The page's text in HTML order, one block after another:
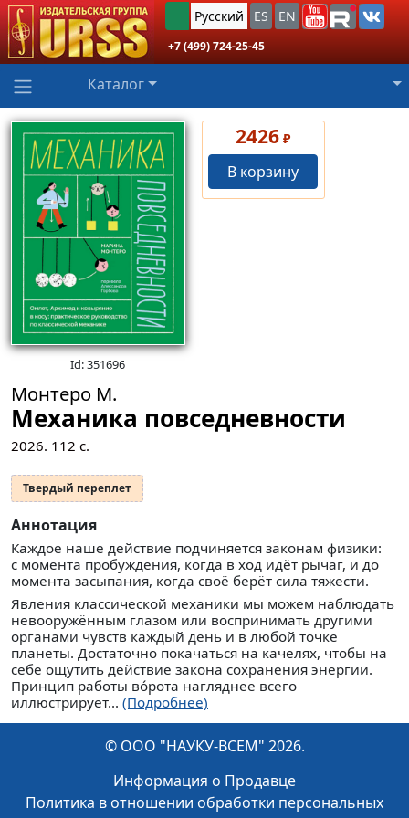
Русский ES EN
+7 (499) 724-25-45
Каталог
Id: 351696
2426 ₽
В корзину
Монтеро М.
Механика повседневности
2026. 112 с.
Твердый переплет
Аннотация
Каждое наше действие подчиняется законам физики:
с момента пробуждения, когда в ход идёт рычаг, и до
момента засыпания, когда своё берёт сила тяжести.
Явления классической механики мы можем наблюдать
невооружённым глазом или воспринимать другими
органами чувств каждый день и в любой точке
планеты. Достаточно покачаться на качелях, чтобы на
себе ощутить действие закона сохранения энергии.
Принцип работы вóрота нагляднее всего
иллюстрирует... (Подробнее)
© ООО "НАУКУ-ВСЕМ" 2026.
Информация о Продавце
Политика в отношении обработки персональных